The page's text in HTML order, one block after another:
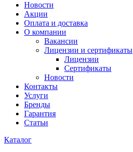
Новости
Акции
Оплата и доставка
О компании
Вакансии
Лицензии и сертификаты
Лицензии
Сертификаты
Новости
Контакты
Услуги
Бренды
Гарантия
Статьи
Каталог